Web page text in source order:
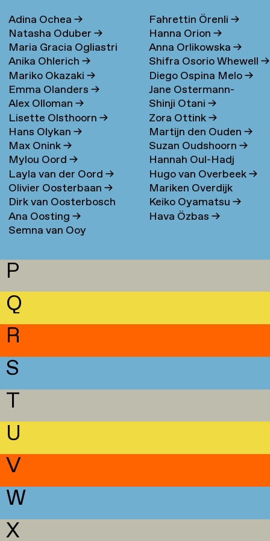
Adina Ochea→
Natasha Oduber→
Maria Gracia Ogliastri
Larrea→
Anika Ohlerich→
Mariko Okazaki→
Emma Olanders→
Alex Olloman→
Lisette Olsthoorn→
Hans Olykan→
Max Onink→
Mylou Oord→
Layla van der Oord→
Olivier Oosterbaan→
Dirk van Oosterbosch
Ana Oosting→
Semna van Ooy
Fahrettin Örenli→
Hanna Orion→
Anna Orlikowska→
Shifra Osorio Whewell→
Diego Ospina Melo→
Jane Ostermann-
Petersen
Shinji Otani→
Zora Ottink→
Martijn den Ouden→
Suzan Oudshoorn→
Hannah Oul-Hadj
Hugo van Overbeek→
Mariken Overdijk
Keiko Oyamatsu→
Hava Özbas→
P
Q
R
S
T
U
V
W
X